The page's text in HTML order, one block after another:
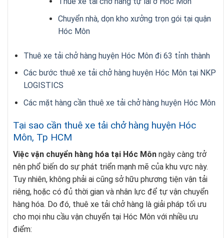
Chuyển nhà, dọn kho xưởng trọn gói tại quận
Hóc Môn
Thuê xe tải chở hàng huyện Hóc Môn đi 63 tỉnh thành
Các bước thuê xe tải chở hàng huyện Hóc Môn tại NKP
LOGISTICS
Các mặt hàng cần thuê xe tải chở hàng huyện Hóc Môn
Tại sao cần thuê xe tải chở hàng huyện Hóc
Môn, Tp HCM
Việc vận chuyển hàng hóa tại Hóc Môn ngày càng trở
nên phổ biến do sự phát triển mạnh mẽ của khu vực này.
Tuy nhiên, không phải ai cũng sở hữu phương tiện vận tải
riêng, hoặc có đủ thời gian và nhân lực để tự vận chuyển
hàng hóa. Do đó, thuê xe tải chở hàng là giải pháp tối ưu
cho mọi nhu cầu vận chuyển tại Hóc Môn với nhiều ưu
điểm: